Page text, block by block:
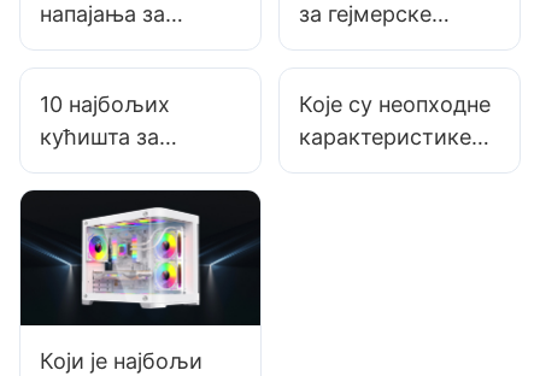
напајања за
рачунаре 2025:
различитих оцена
ефикасности
напајања
за гејмерске
рачунаре: Избор
врхунску аудио
опрему
10 најбољих
кућишта за
гејмерске
рачунаре са
могућностима
инсталације без
алата
Које су неопходне
карактеристике
модерног кућишта
Који је најбољи